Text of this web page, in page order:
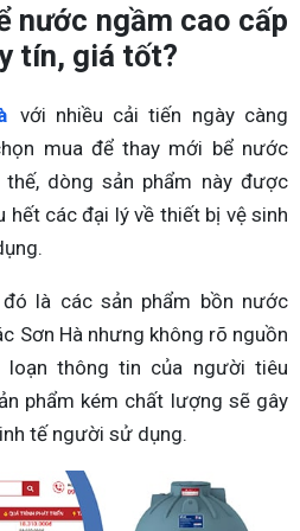
nước ngầm cao cấp
tín, giá tốt?
với nhiều cải tiến ngày càng
mua để thay mới bể nước
dòng sản phẩm này được
hết các đại lý về thiết bị vệ sinh
là các sản phẩm bồn nước
Sơn Hà nhưng không rõ nguồn
loạn thông tin của người tiêu
phẩm kém chất lượng sẽ gây
tế người sử dụng.